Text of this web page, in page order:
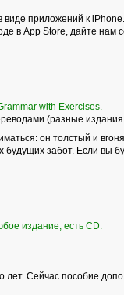
приложений к
в Аpp Store, дайте нам
with Exercises.
(разные
он толстый и
забот. Если вы
издание, есть CD.
Сейчас пособие